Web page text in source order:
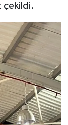
çekildi.